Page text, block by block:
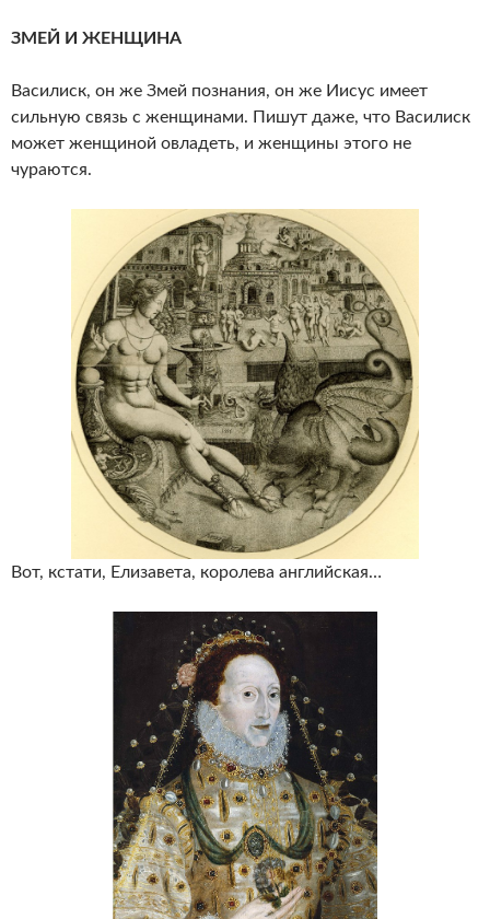
ЗМЕЙ И ЖЕНЩИНА
Василиск, он же Змей познания, он же Иисус имеет
сильную связь с женщинами. Пишут даже, что Василиск
может женщиной овладеть, и женщины этого не
чураются.
Вот, кстати, Елизавета, королева английская…